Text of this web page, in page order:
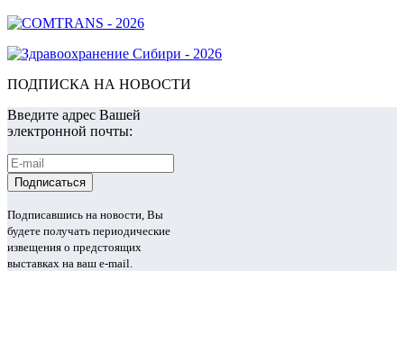
ПОДПИСКА НА НОВОСТИ
Введите адрес Вашей
электронной почты:
Подписавшись на новости, Вы
будете получать периодические
извещения о предстоящих
выставках на ваш e-mail.